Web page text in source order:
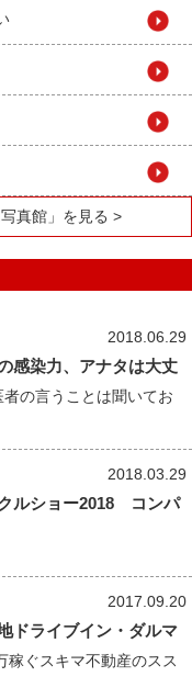
真館」を見る >
2018.06.29
感染力、アナタは大丈
者の言うことは聞いてお
2018.03.29
ルショー2018 コンパ
2017.09.20
ドライブイン・ダルマ
稼ぐスキマ不動産のスス